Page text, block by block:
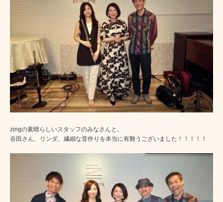
zingの素晴らしいスタッフのみなさんと。
谷田さん、リンダ、繊細な音作りを本当に有難うございました！！！！！